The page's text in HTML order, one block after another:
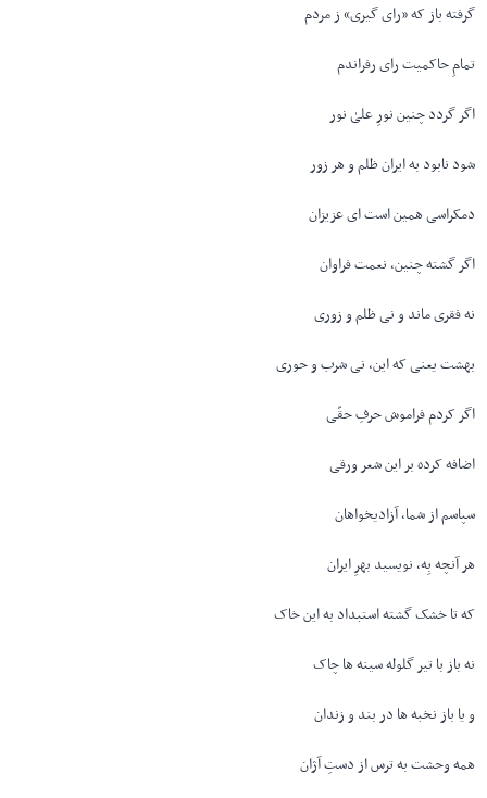
گرفته باز که «رای گیری» ز مردم
تمامِ حاکمیت رای رفراندم
اگر گردد چنین نورِ علیٰ نور
شود نابود به ایران ظلم و هر زور
دمکراسی همین است ای عزیزان
اگر گشته چنین، نعمت فراوان
نه فقری ماند و نی ظلم و زوری
بهشت یعنی که این، نی شرب و حوری
اگر کردم فراموش حرفِ حقّی
اضافه کرده بر این شعر ورقی
سپاسم از شما، آزادیخواهان
هر آنچه بِه، نویسید بهرِ ایران
که تا خشک گشته استبداد به این خاک
نه باز با تیر گلوله سینه ها چاک
و یا باز نخبه ها در بند و زندان
همه وحشت به ترس از دستِ آژان